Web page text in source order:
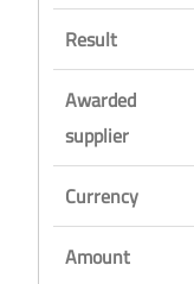
Result
Awarded
supplier
Currency
Amount